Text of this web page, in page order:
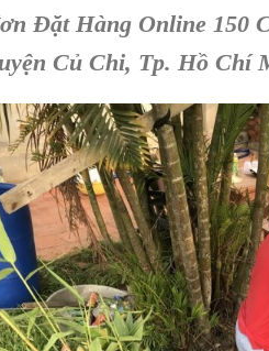
Đặt Hàng Online 150
Củ Chi, Tp. Hồ Chí